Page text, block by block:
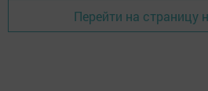
Перейти на страницу